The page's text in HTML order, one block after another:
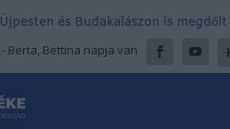
Újpesten és Budakalászon is
- Berta, Bettina napja van